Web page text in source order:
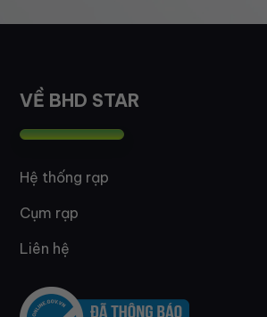
VỀ BHD STAR
Hệ thống rạp
Cụm rạp
Liên hệ